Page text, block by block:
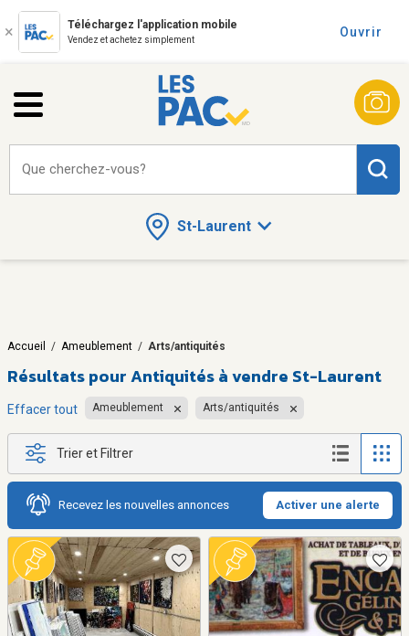
Téléchargez l'application mobile
Vendez et achetez simplement
Ouvrir
St-Laurent
Que cherchez-vous?
Accueil / Ameublement / Arts/antiquités
Résultats pourAntiquités à vendre St-Laurent
Effacer tout Ameublement Arts/antiquités
Trier et Filtrer
Recevez les nouvelles annonces Activer une alerte